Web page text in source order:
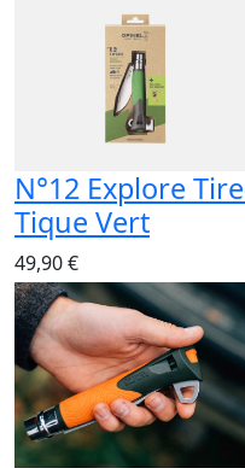
N°12 Explore
Tique Vert
49,90 €